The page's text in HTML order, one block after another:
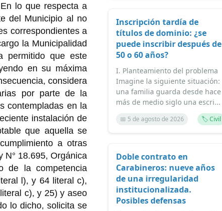
lo que respecta a
del Municipio al no
correspondientes a
la Municipalidad
permitido que este
en su máxima
considera
por parte de la
contempladas en la
instalación de
que aquella se
a otras
N° 18.695, Orgánica
de la competencia
l), y 64 literal c),
c), y 25) y aseo
lo dicho, solicita se
Inscripción tardía de
títulos de dominio: ¿se
puede inscribir después de
50 o 60 años?
I. Planteamiento del problema
Imagine la siguiente situación:
una familia guarda desde hace
más de medio siglo una escri...
📅 5 de agosto de 2026 🏷️ Civil
Doble contrato en
Carabineros: nueve años
de una irregularidad
institucionalizada.
Posibles defensas